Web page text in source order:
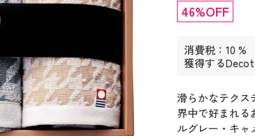
46%OFF
消費税：10 %
獲得する
滑らかなテク
界中で好まれる
ルグレー・キャ